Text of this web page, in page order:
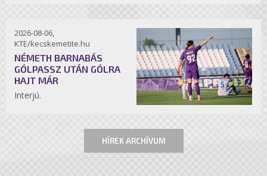
2026-08-06,
KTE/kecskemetite.hu
NÉMETH BARNABÁS
GÓLPASSZ UTÁN GÓLRA
HAJT MÁR
Interjú.
HÍREK ARCHÍVUM